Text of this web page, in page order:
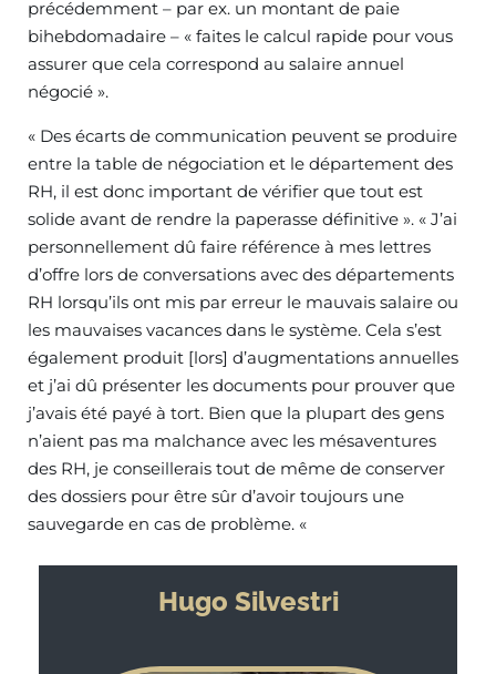
précédemment – par ex. un montant de paie
bihebdomadaire – « faites le calcul rapide pour vous
assurer que cela correspond au salaire annuel
négocié ».
« Des écarts de communication peuvent se produire
entre la table de négociation et le département des
RH, il est donc important de vérifier que tout est
solide avant de rendre la paperasse définitive ». « J’ai
personnellement dû faire référence à mes lettres
d’offre lors de conversations avec des départements
RH lorsqu’ils ont mis par erreur le mauvais salaire ou
les mauvaises vacances dans le système. Cela s’est
également produit [lors] d’augmentations annuelles
et j’ai dû présenter les documents pour prouver que
j’avais été payé à tort. Bien que la plupart des gens
n’aient pas ma malchance avec les mésaventures
des RH, je conseillerais tout de même de conserver
des dossiers pour être sûr d’avoir toujours une
sauvegarde en cas de problème. «
Hugo Silvestri